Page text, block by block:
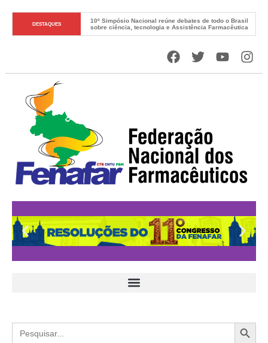
DESTAQUES
10º Simpósio Nacional reúne debates de todo o Brasil
sobre ciência, tecnologia e Assistência Farmacêutica
Search
for: